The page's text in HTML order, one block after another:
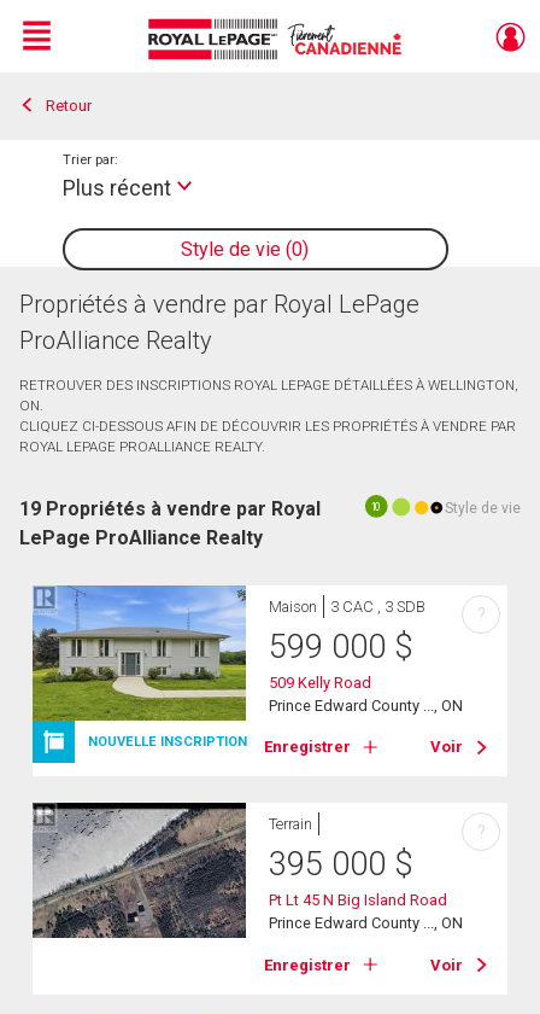
Live
En Direct
Menu
Retour
Style de vie 0
Trier par:
Plus récent
Propriétés à vendre par Royal LePage
ProAlliance Realty
RETROUVER DES INSCRIPTIONS ROYAL LEPAGE DÉTAILLÉES À WELLINGTON,
ON.
CLIQUEZ CI-DESSOUS AFIN DE DÉCOUVRIR LES PROPRIÉTÉS À VENDRE PAR
ROYAL LEPAGE PROALLIANCE REALTY.
10 Style de vie
19 Propriétés à vendre par Royal
LePage ProAlliance Realty
NOUVELLE INSCRIPTION
Maison 3 CAC , 3 SDB
599 000 $
509 Kelly Road
Prince Edward County ..., ON
Enregistrer Voir
?
Terrain
395 000 $
Pt Lt 45 N Big Island Road
Prince Edward County ..., ON
Enregistrer Voir
?